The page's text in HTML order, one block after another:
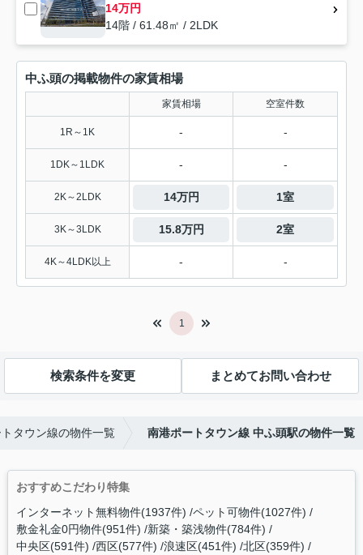
14万円
14階 / 61.48㎡ / 2LDK
中ふ頭の掲載物件の家賃相場
家賃相場 空室件数
1R～1K - -
1DK～1LDK - -
2K～2LDK 14万円 1室
3K～3LDK 15.8万円 2室
4K～4LDK以上 - -
1
検索条件を変更 まとめてお問い合わせ
タウン線の物件一覧 南港ポートタウン線 中ふ頭駅の物件一覧
おすすめこだわり特集
インターネット無料物件(1937件) ペット可物件(1027件)
敷金礼金0円物件(951件) 新築・築浅物件(784件)
中央区(591件) 西区(577件) 浪速区(451件) 北区(359件)